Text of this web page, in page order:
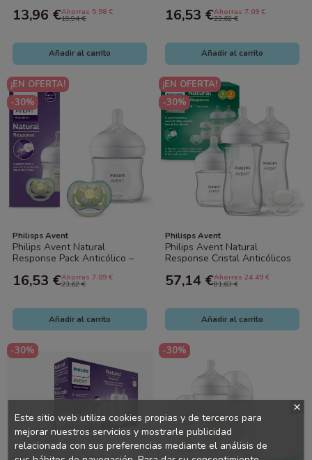
Natural (0-3...
13,96 €Ahorras 5.98 €
19,94 €
Añadir al carrito
Natural, Sin...
16,53 €Ahorras 7.09 €
23,62 €
Añadir al carrito
¡EN OFERTA!
-30%
Philisps Avent
Philips Avent Natural
Response Pack Anticólico –
Sin BPA...
16,53 €Ahorras 7.09 €
23,62 €
Añadir al carrito
¡EN OFERTA!
-30%
Philisps Avent
Philips Avent Natural
Response Cristal Anticólicos
(120 ml...
57,14 €Ahorras 24.49 €
81,63 €
Añadir al carrito
-30% -30%
Este sitio web utiliza cookies propias y de terceros para
mejorar nuestros servicios y mostrarle publicidad
relacionada con sus preferencias mediante el análisis de